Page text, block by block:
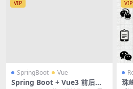
VIP
SpringBoot Vue
Spring Boot + Vue3 前后端
VIP
珠